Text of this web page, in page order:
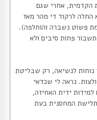
אחרי שגם
לרקוד די מהר מאז
נשברה והוחלפה).
פחות סיבים ולא
לנשיאה, רק שבליטת
נראה לי שכדאי
ידית האחיזה,
המחסנית בעת